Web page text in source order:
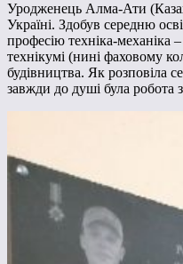
Уродженець Алма-Ати
Україні. Здобув середню
професію техніка-механіка
технікумі (нині фаховому
будівництва. Як розповіла
завжди до душі була робота